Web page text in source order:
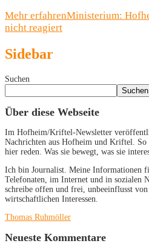
Mehr erfahrenMinisterium:
nicht reagiert
Sidebar
Suchen
Suchen
Über diese Webseite
Im Hofheim/Kriftel-Newsletter
Nachrichten aus Hofheim und Kriftel.
hier reden. Was sie bewegt, was sie
Ich bin Journalist. Meine Informationen
Telefonaten, im Internet und in sozialen
schreibe offen und frei, unbeeinflusst
wirtschaftlichen Interessen.
Thomas Ruhmöller
Neueste Kommentare